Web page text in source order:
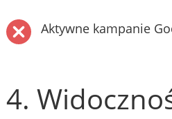
Aktywne kampanie
4.